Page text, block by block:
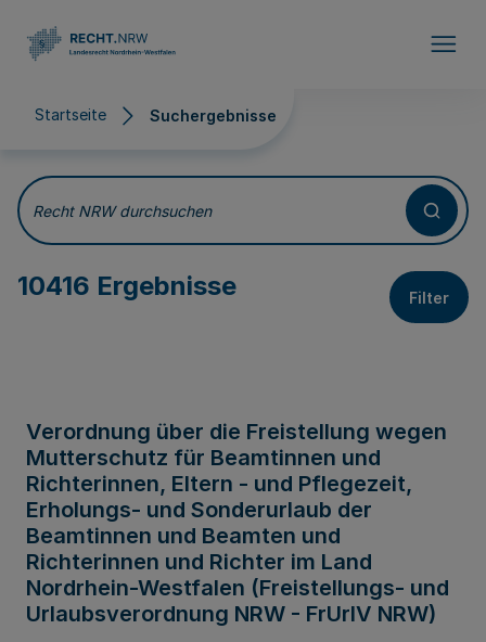
Startseite Suchergebnisse
Suchergebnisse
Recht NRW durchsuchen
10416 Ergebnisse Filter
Verordnung über die Freistellung wegen
Mutterschutz für Beamtinnen und
Richterinnen, Eltern - und Pflegezeit,
Erholungs- und Sonderurlaub der
Beamtinnen und Beamten und
Richterinnen und Richter im Land
Nordrhein-Westfalen (Freistellungs- und
Urlaubsverordnung NRW - FrUrlV NRW)